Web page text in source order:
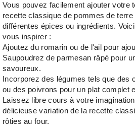
Vous pouvez facilement ajouter votre
recette classique de pommes de
différentes épices ou ingrédients.
vous inspirer :
Ajoutez du romarin ou de l'ail pour
Saupoudrez de parmesan râpé pour
savoureux.
Incorporez des légumes tels que des
ou des poivrons pour un plat complet
Laissez libre cours à votre
délicieuse variation de la recette
rôties au four.